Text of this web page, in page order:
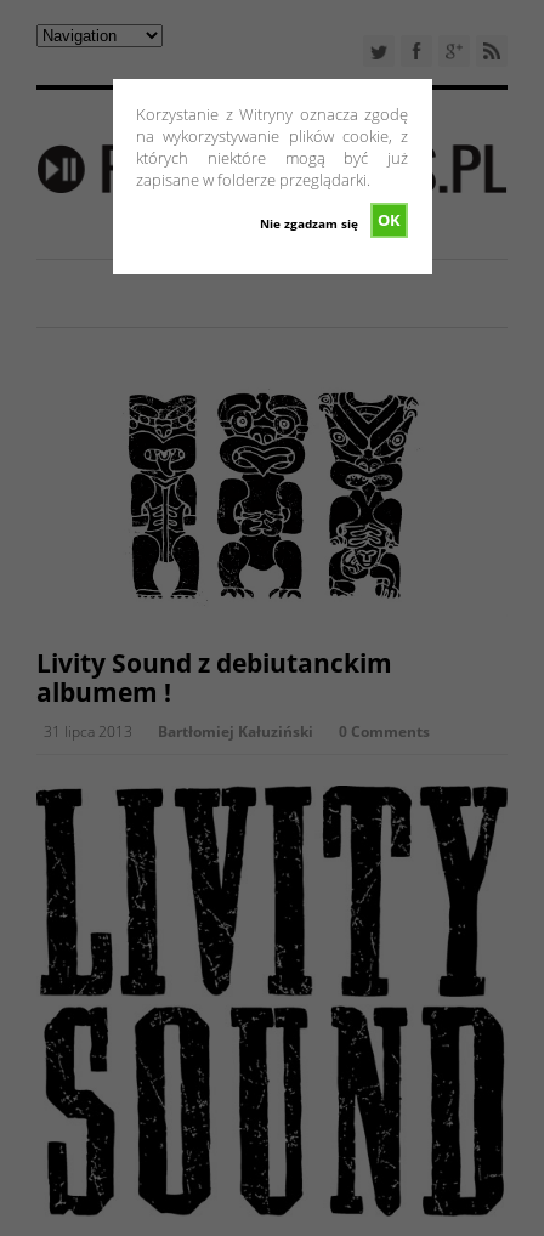
Korzystanie z Witryny oznacza zgodę
na wykorzystywanie plików cookie, z
których niektóre mogą być już
zapisane w folderze przeglądarki.
OK
Nie zgadzam się
Livity Sound z debiutanckim
albumem !
31 lipca 2013 Bartłomiej Kałuziński 0 Comments